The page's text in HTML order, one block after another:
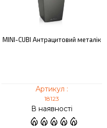
MINI-CUBI Антрацитовий металік
Артикул :
18123
В наявності